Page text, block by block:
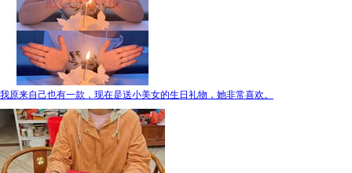
我原来自己也有一款，现在是送小美女的生日礼物，她非常喜欢。